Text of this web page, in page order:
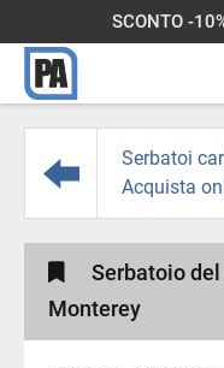
SCONTO -
Serbatoi
Acquista
Serbatoio
Monterey